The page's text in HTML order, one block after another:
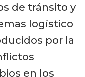
de tránsito y
logístico
por la
en los